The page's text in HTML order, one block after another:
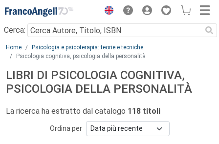
Menu
Cerca:
Main content
Home
Psicologia e psicoterapia: teorie e tecniche
Psicologia cognitiva, psicologia della personalità
LIBRI DI PSICOLOGIA COGNITIVA,
PSICOLOGIA DELLA PERSONALITÀ
La ricerca ha estratto dal catalogo 118 titoli
Ordina per